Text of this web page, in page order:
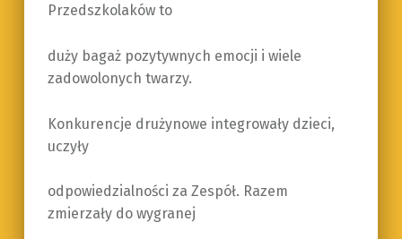
Przedszkolaków to
duży bagaż pozytywnych emocji i wiele
zadowolonych twarzy.
Konkurencje drużynowe integrowały dzieci,
uczyły
odpowiedzialności za Zespół. Razem
zmierzały do wygranej